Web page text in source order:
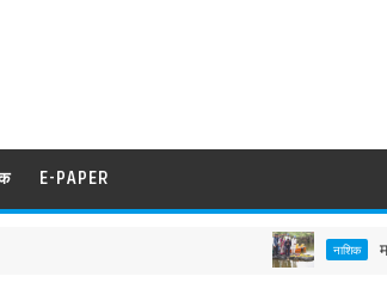
E-PAPER
नाशिक मा. कुलगुरु